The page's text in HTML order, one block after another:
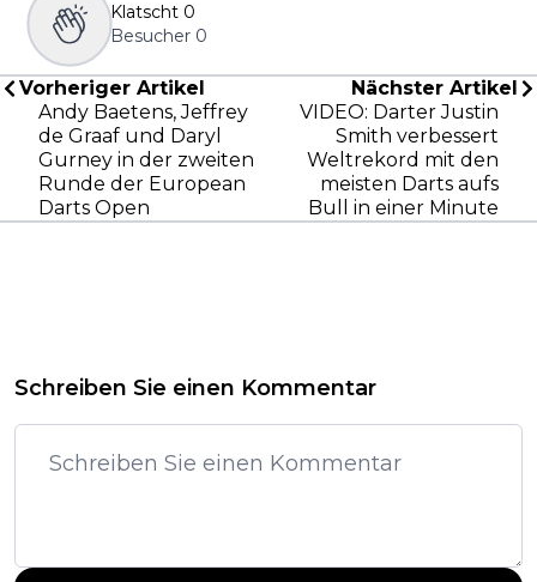
Klatscht 0
Besucher 0
Vorheriger Artikel
Andy Baetens, Jeffrey
de Graaf und Daryl
Gurney in der zweiten
Runde der European
Darts Open
Nächster Artikel
VIDEO: Darter Justin
Smith verbessert
Weltrekord mit den
meisten Darts aufs
Bull in einer Minute
Schreiben Sie einen Kommentar